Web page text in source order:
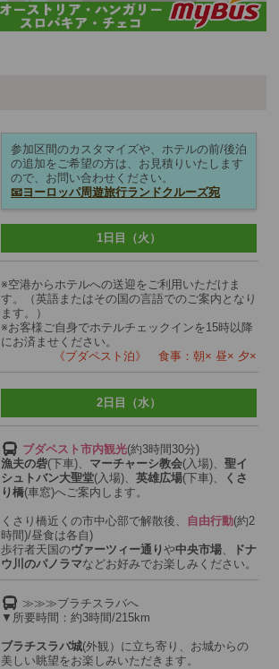
参加区間のカスタマイズや、ホテルの前/後泊
の追加をご希望の方は、お見積りいたします
ので、お問い合わせください。
📧ヨーロッパ周遊旅行ランドクルーズ宛
1日目（火）
※空港からホテルへの送迎をご利用いただけま
す。（英語またはその国の言語でのご案内となり
ます。）
※お客様ご自身でホテルチェックインを15時以降
にお済ませください。
《ブダペスト泊》 食事：朝× 昼× 夕×
2日目（水）
ブダペスト市内観光(約3時間30分)
漁夫の砦(下車)、 マーチャーシ教会(入場)、 聖イ
シュトバン大聖堂(入場)、 英雄広場(下車)、
くさ
り橋(車窓)へご案内します。
くさり橋近くの市中心部で解散後、 自由行動(約2
時間)/昼食は各自)
歩行者天国のヴァーツィー通り や中央市場、
ドナ
ウ川のパノラマなどお好みでお楽しみください。
≫≫≫ブラチスラバへ
▼所要時間：約3時間/215km
ブラチスラバ城(外観）に立ち寄り、お城からの
美しい眺望をお楽しみいただきます。